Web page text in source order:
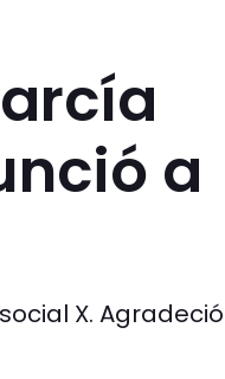
a
X. Agradeció